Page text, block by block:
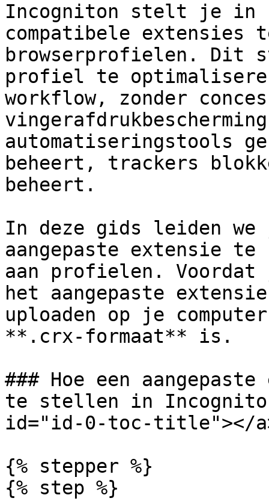
Incogniton stelt je in
compatibele
browserprofielen. Dit
profiel te
workflow, zonder
automatiseringstools
beheert, trackers
beheert.
In deze gids leiden we
aangepaste extensie
aan profielen.
het aangepaste
uploaden op je
**.crx-formaat** is.
### Hoe een
te stellen in
id="id-0-toc-title"></
{% stepper %}
{% step %}